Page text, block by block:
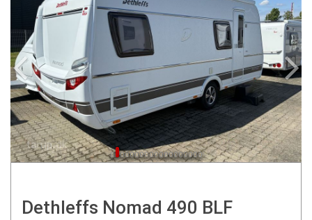
Dethleffs Nomad 490 BLF